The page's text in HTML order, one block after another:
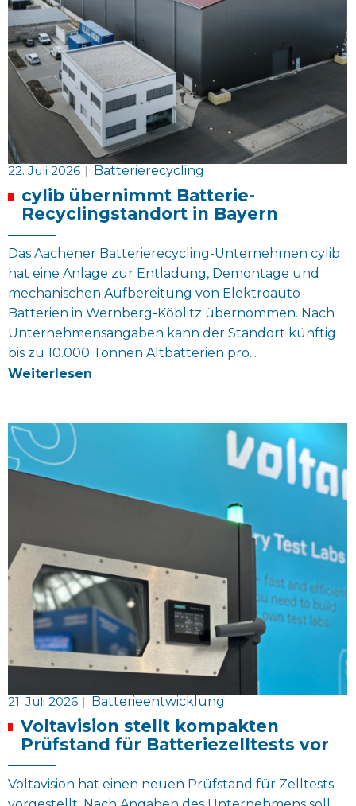
22. Juli 2026 | Batterierecycling
cylib übernimmt Batterie-
Recyclingstandort in Bayern
Das Aachener Batterierecycling-Unternehmen cylib
hat eine Anlage zur Entladung, Demontage und
mechanischen Aufbereitung von Elektroauto-
Batterien in Wernberg-Köblitz übernommen. Nach
Unternehmensangaben kann der Standort künftig
bis zu 10.000 Tonnen Altbatterien pro...
Weiterlesen
21. Juli 2026 | Batterieentwicklung
Voltavision stellt kompakten
Prüfstand für Batteriezelltests vor
Voltavision hat einen neuen Prüfstand für Zelltests